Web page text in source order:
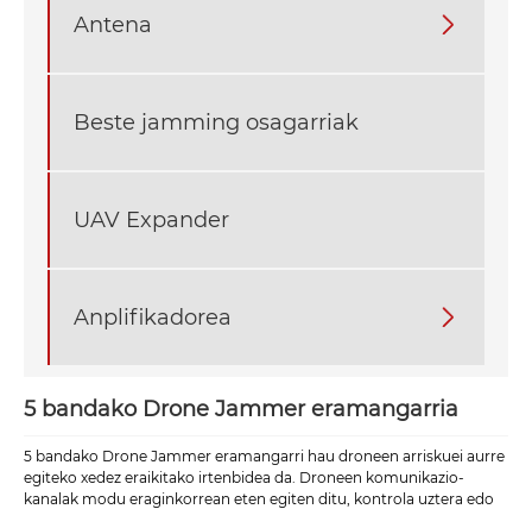
Antena 
Beste jamming osagarriak
UAV Expander
Anplifikadorea 
5 bandako Drone Jammer eramangarria
5 bandako Drone Jammer eramangarri hau droneen arriskuei aurre
egiteko xedez eraikitako irtenbidea da. Droneen komunikazio-
kanalak modu eraginkorrean eten egiten ditu, kontrola uztera edo